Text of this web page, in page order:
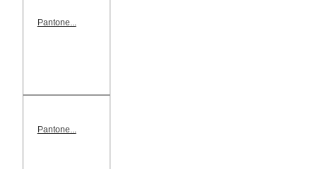
Pantone...
Pantone...